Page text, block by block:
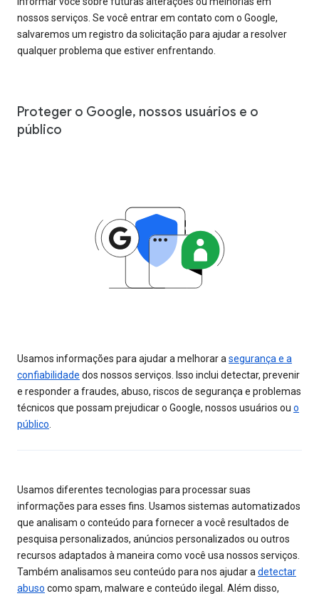
nossos serviços. Se você entrar em contato com o Google,
salvaremos um registro da solicitação para ajudar a resolver
qualquer problema que estiver enfrentando.
Proteger o Google, nossos usuários e o
público
Usamos informações para ajudar a melhorar a segurança e a
confiabilidade dos nossos serviços. Isso inclui detectar, prevenir
e responder a fraudes, abuso, riscos de segurança e problemas
técnicos que possam prejudicar o Google, nossos usuários ou o
público
Usamos diferentes tecnologias para processar suas
informações para esses fins. Usamos sistemas automatizados
que analisam o conteúdo para fornecer a você resultados de
pesquisa personalizados, anúncios personalizados ou outros
recursos adaptados à maneira como você usa nossos serviços.
Também analisamos seu conteúdo para nos ajudar a detectar
abuso como spam, malware e conteúdo ilegal. Além disso,